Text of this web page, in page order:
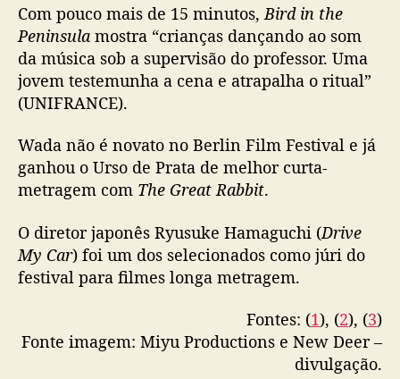
i
W
a
d
a
a
n
m
e
n
ç
o
h
Com pouco mais de 15 minutos,Bird in the
Peninsula mostra “crianças dançando ao som
da música sob a supervisão do professor. Uma
jovem testemunha a cena e atrapalha o ritual”
(UNIFRANCE).
Wada não é novato no Berlin Film Festival e já
ganhou o Urso de Prata de melhor curta-
metragem com The Great Rabbit.
O diretor japonês Ryusuke Hamaguchi (Drive
My Car) foi um dos selecionados como júri do
festival para filmes longa metragem.
Fontes: (1), (2), (3)
Fonte imagem: Miyu Productions e New Deer –
divulgação.